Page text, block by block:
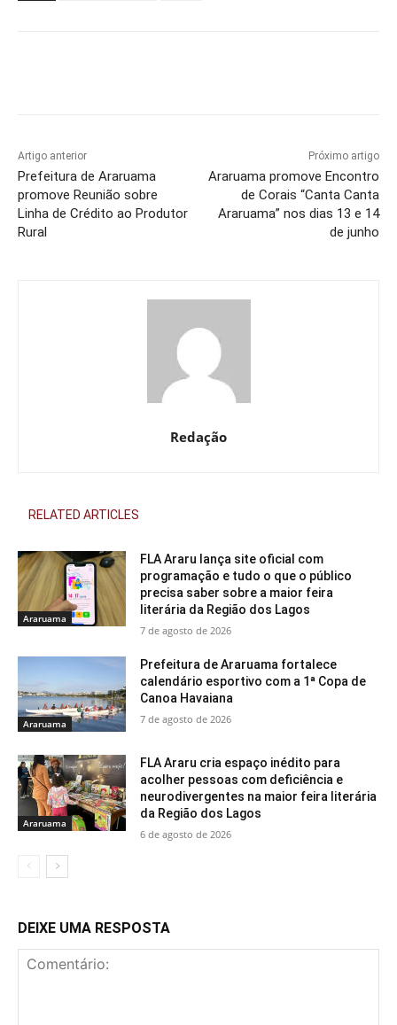
Artigo anterior
Prefeitura de Araruama
promove Reunião sobre
Linha de Crédito ao Produtor
Rural
Próximo artigo
Araruama promove Encontro
de Corais “Canta Canta
Araruama” nos dias 13 e 14
de junho
Redação
RELATED ARTICLES
Araruama
FLA Araru lança site oficial com
programação e tudo o que o público
precisa saber sobre a maior feira
literária da Região dos Lagos
7 de agosto de 2026
Araruama
Prefeitura de Araruama fortalece
calendário esportivo com a 1ª Copa de
Canoa Havaiana
7 de agosto de 2026
Araruama
FLA Araru cria espaço inédito para
acolher pessoas com deficiência e
neurodivergentes na maior feira literária
da Região dos Lagos
6 de agosto de 2026
DEIXE UMA RESPOSTA